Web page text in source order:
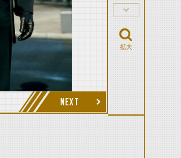
NEXT
拡大